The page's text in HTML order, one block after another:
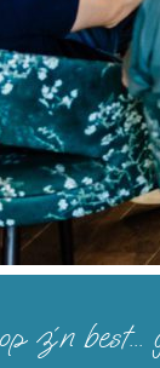
z´n best...